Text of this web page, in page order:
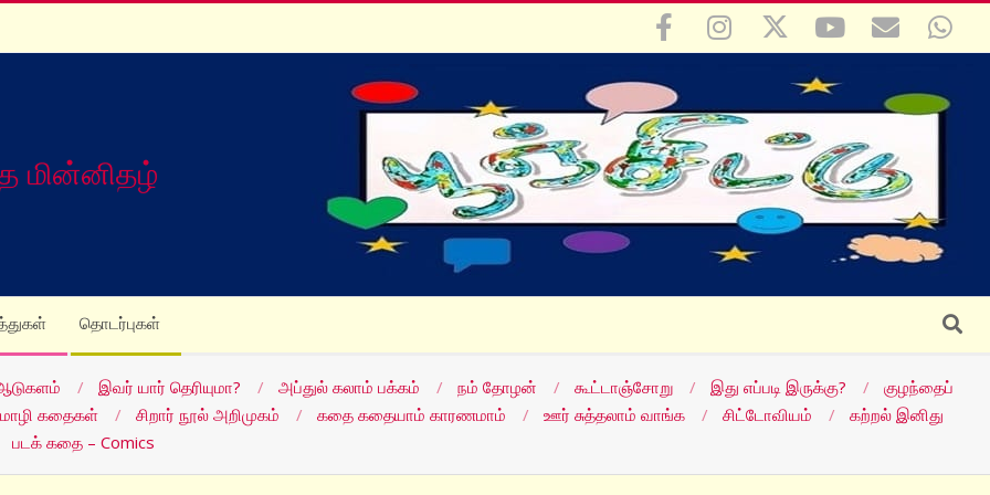
மின்னிதழ்
தொடர்புகள் Search
இவர் யார் தெரியுமா? அப்துல் கலாம் பக்கம் நம் தோழன் கூட்டாஞ்சோறு இது எப்படி இருக்கு?
குழந்தைப்
கதைகள் சிறார் நூல் அறிமுகம் கதை கதையாம் காரணமாம் ஊர் சுத்தலாம் வாங்க சிட்டோவியம்
கற்றல் இனிது
படக் கதை – Comics